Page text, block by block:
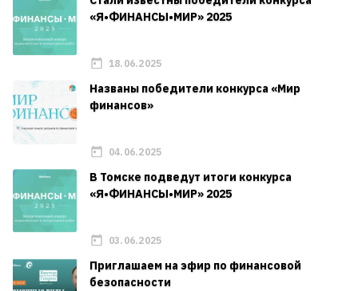
«Я•ФИНАНСЫ•МИР» 2025
18.06.2025
Названы победители конкурса «Мир
финансов»
04.06.2025
В Томске подведут итоги конкурса
«Я•ФИНАНСЫ•МИР» 2025
03.06.2025
Приглашаем на эфир по финансовой
безопасности